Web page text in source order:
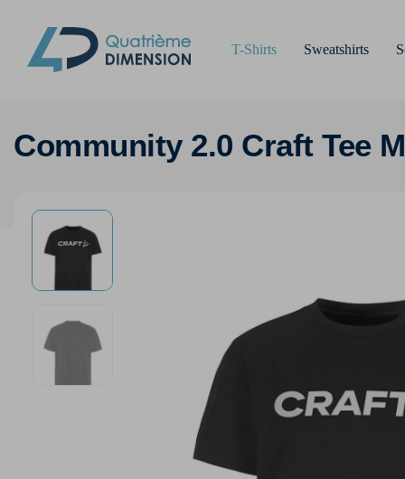
T-Shirts Sweatshirts
Community 2.0 Craft Tee M